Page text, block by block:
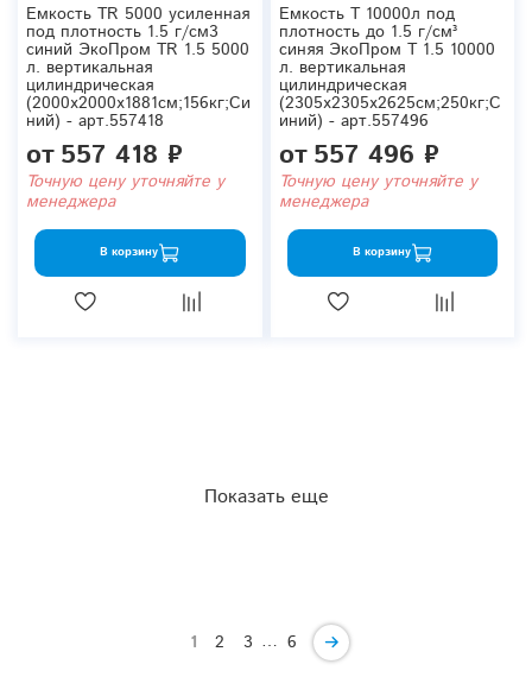
Емкость TR 5000 усиленная
под плотность 1.5 г/см3
синий ЭкоПром TR 1.5 5000
л. вертикальная
цилиндрическая
(2000x2000x1881см;156кг;Си
ний) - арт.557418
от557 418 ₽
Точную цену уточняйте у
менеджера
В корзину
Емкость T 10000л под
плотность до 1.5 г/см³
синяя ЭкоПром T 1.5 10000
л. вертикальная
цилиндрическая
(2305x2305x2625см;250кг;С
иний) - арт.557496
от557 496 ₽
Точную цену уточняйте у
менеджера
В корзину
Показать еще
1 2 3 … 6